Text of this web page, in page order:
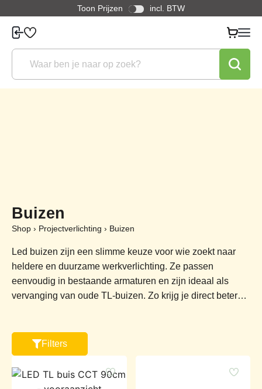
Toon Prijzen incl. BTW
Buizen
Shop › Projectverlichting › Buizen
Led buizen zijn een slimme keuze voor wie zoekt naar
heldere en duurzame werkverlichting. Ze passen
eenvoudig in bestaande armaturen en zijn ideaal als
vervanging van oude TL-buizen. Zo krijg je direct beter
zorgen ze voor de juiste verlichting. Ze geven een
krachtig en gelijkmatig licht, waardoor je altijd goed zicht
hebt tijdens het werken. Bovendien gaan ze lang mee en
zijn ze beter voor het milieu.
Filters